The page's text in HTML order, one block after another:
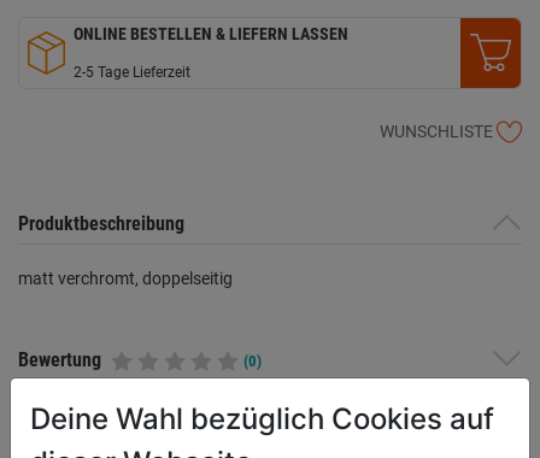
ONLINE BESTELLEN & LIEFERN LASSEN
2-5 Tage Lieferzeit
WUNSCHLISTE
Produktbeschreibung
matt verchromt, doppelseitig
Bewertung (0)
Deine Wahl bezüglich Cookies auf